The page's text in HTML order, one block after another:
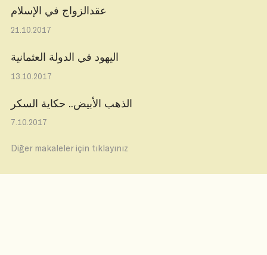
عقدالزواج في الإسلام
21.10.2017
اليهود في الدولة العثمانية
13.10.2017
الذهب الأبيض.. حكاية السكر
7.10.2017
Diğer makaleler için tıklayınız